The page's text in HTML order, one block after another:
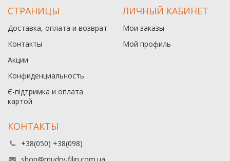
СТРАНИЦЫ
Доставка, оплата и возврат
Контакты
Акции
Конфиденциальность
Є-підтримка и оплата
картой
ЛИЧНЫЙ КАБИНЕТ
Мои заказы
Мой профиль
КОНТАКТЫ
+38(050) +38(098)